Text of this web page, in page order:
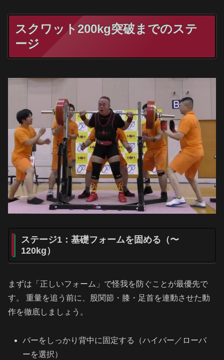
スクワット200kg突破までのステ
ージ
ステージ1：基礎フォームを固める（〜
120kg）
まずは「正しいフォーム」で怪我を防ぐことが最優先で
す。 重量を追う前に、股関節・膝・足首を連動させた動
作を徹底しましょう。
バーをしっかり背中に固定する（ハイバー／ローバ
ーを選択）